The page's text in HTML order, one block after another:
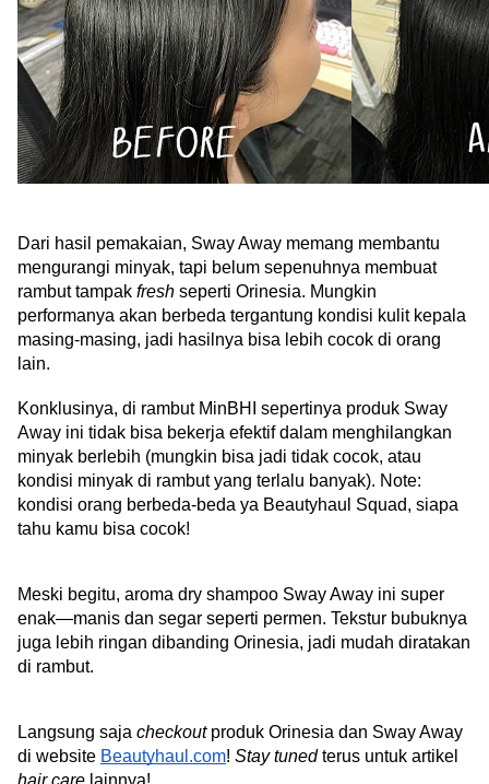
Dari hasil pemakaian, Sway Away memang membantu
mengurangi minyak, tapi belum sepenuhnya membuat
rambut tampak fresh seperti Orinesia. Mungkin
performanya akan berbeda tergantung kondisi kulit kepala
masing-masing, jadi hasilnya bisa lebih cocok di orang
lain.
Konklusinya, di rambut MinBHI sepertinya produk Sway
Away ini tidak bisa bekerja efektif dalam menghilangkan
minyak berlebih (mungkin bisa jadi tidak cocok, atau
kondisi minyak di rambut yang terlalu banyak). Note:
kondisi orang berbeda-beda ya Beautyhaul Squad, siapa
tahu kamu bisa cocok!
Meski begitu, aroma dry shampoo Sway Away ini super
enak—manis dan segar seperti permen. Tekstur bubuknya
juga lebih ringan dibanding Orinesia, jadi mudah diratakan
di rambut.
Langsung saja checkout produk Orinesia dan Sway Away
di website Beautyhaul.com! Stay tuned